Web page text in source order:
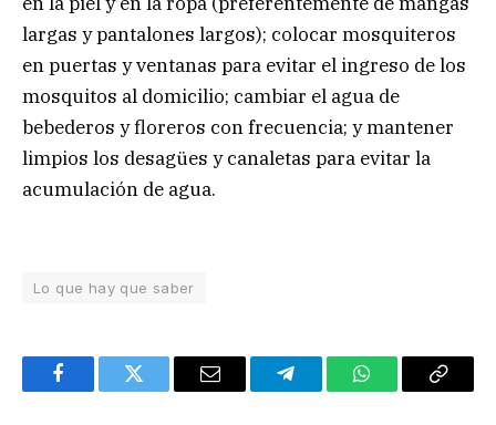
largas y pantalones largos); colocar mosquiteros
en puertas y ventanas para evitar el ingreso de los
mosquitos al domicilio; cambiar el agua de
bebederos y floreros con frecuencia; y mantener
limpios los desagües y canaletas para evitar la
acumulación de agua.
Lo que hay que saber
FacebookTwitter Email TelegramWhatsAppCopy